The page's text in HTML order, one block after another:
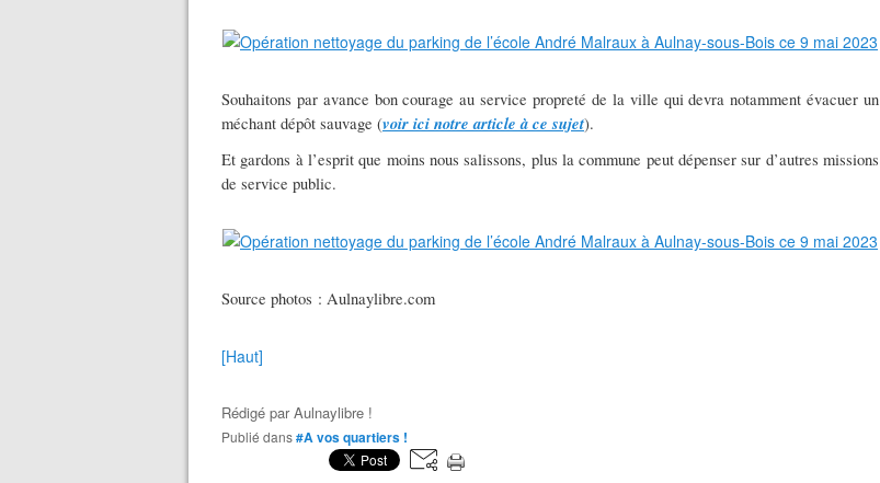
Souhaitons par avance bon courage au service propreté de la ville qui devra notamment évacuer un
méchant dépôt sauvage (voir ici notre article à ce sujet).
Et gardons à l’esprit que moins nous salissons, plus la commune peut dépenser sur d’autres missions
de service public.
Source photos : Aulnaylibre.com
[Haut]
Rédigé parAulnaylibre !
Publié dans#A vos quartiers !